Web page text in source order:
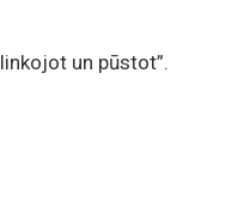
un pūstot”.